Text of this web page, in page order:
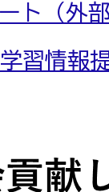
ト（外
習情報